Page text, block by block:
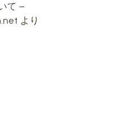
て –
より